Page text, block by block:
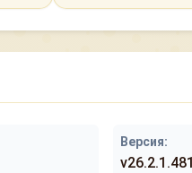
Версия: